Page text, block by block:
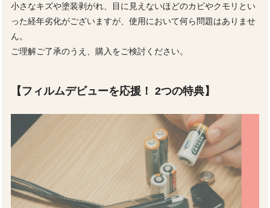
小さなキズや塗装剥がれ、目に見えないほどのカビやクモリとい
った経年劣化がございますが、使用において何ら問題はありませ
ん。
ご理解ご了承のうえ、購入をご検討ください。
【フィルムデビューを応援！ 2つの特典】